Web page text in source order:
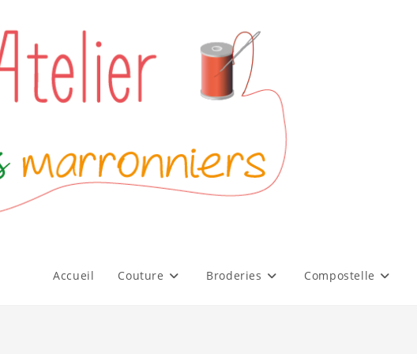
Accueil Couture Broderies Compostelle